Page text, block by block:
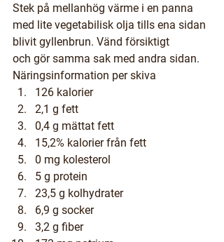
Stek på mellanhög värme i en panna
med lite vegetabilisk olja tills ena sidan
blivit gyllenbrun. Vänd försiktigt
och gör samma sak med andra sidan.
Näringsinformation per skiva
126 kalorier
2,1 g fett
0,4 g mättat fett
15,2% kalorier från fett
0 mg kolesterol
5 g protein
23,5 g kolhydrater
6,9 g socker
3,2 g fiber